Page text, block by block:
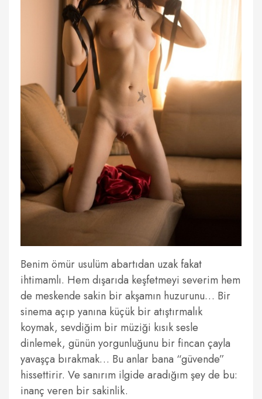
Benim ömür usulüm abartıdan uzak fakat
ihtimamlı. Hem dışarıda keşfetmeyi severim hem
de meskende sakin bir akşamın huzurunu… Bir
sinema açıp yanına küçük bir atıştırmalık
koymak, sevdiğim bir müziği kısık sesle
dinlemek, günün yorgunluğunu bir fincan çayla
yavaşça bırakmak… Bu anlar bana “güvende”
hissettirir. Ve sanırım ilgide aradığım şey de bu:
inanç veren bir sakinlik.